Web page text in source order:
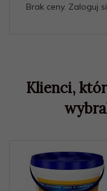
Brak ceny. Zaloguj
Klienci,